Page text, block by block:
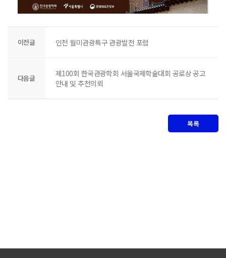
이전글 인천 월미관광특구 관광발전 포럼
다음글
제100회 한국관광학회 서울국제학술대회 공로상 공고
안내 및 추천의뢰
목록